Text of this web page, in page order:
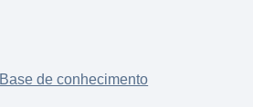
Base de conhecimento